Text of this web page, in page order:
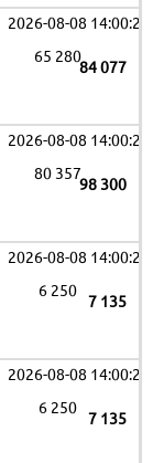
2026-08-08 14:00:29
84 077
65 280
2026-08-08 14:00:29
98 300
80 357
2026-08-08 14:00:29
7 135
6 250
2026-08-08 14:00:29
7 135
6 250